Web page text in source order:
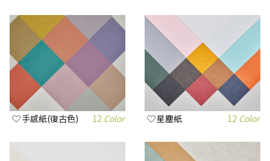
手感紙(復古色) 12 Color 星塵紙 12 Color